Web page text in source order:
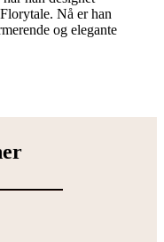
Nå er han
og elegante